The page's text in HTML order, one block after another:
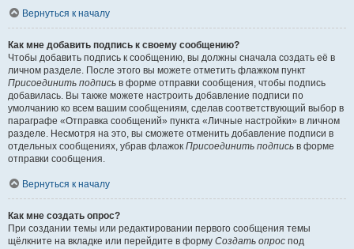
Вернуться к началу
Как мне добавить подпись к своему сообщению?
Чтобы добавить подпись к сообщению, вы должны сначала создать её в
личном разделе. После этого вы можете отметить флажком пункт
Присоединить подпись в форме отправки сообщения, чтобы подпись
добавилась. Вы также можете настроить добавление подписи по
умолчанию ко всем вашим сообщениям, сделав соответствующий выбор в
параграфе «Отправка сообщений» пункта «Личные настройки» в личном
разделе. Несмотря на это, вы сможете отменить добавление подписи в
отдельных сообщениях, убрав флажок Присоединить подпись в форме
отправки сообщения.
Вернуться к началу
Как мне создать опрос?
При создании темы или редактировании первого сообщения темы
щёлкните на вкладке или перейдите в форму Создать опрос под